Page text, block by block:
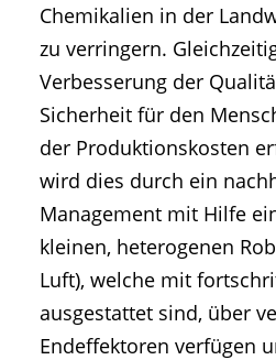
Chemikalien in der
zu verringern.
Verbesserung der
Sicherheit für den
der Produktionskosten
wird dies durch ein
Management mit Hilfe
kleinen, heterogenen
Luft), welche mit
ausgestattet sind, über
Endeffektoren verfügen